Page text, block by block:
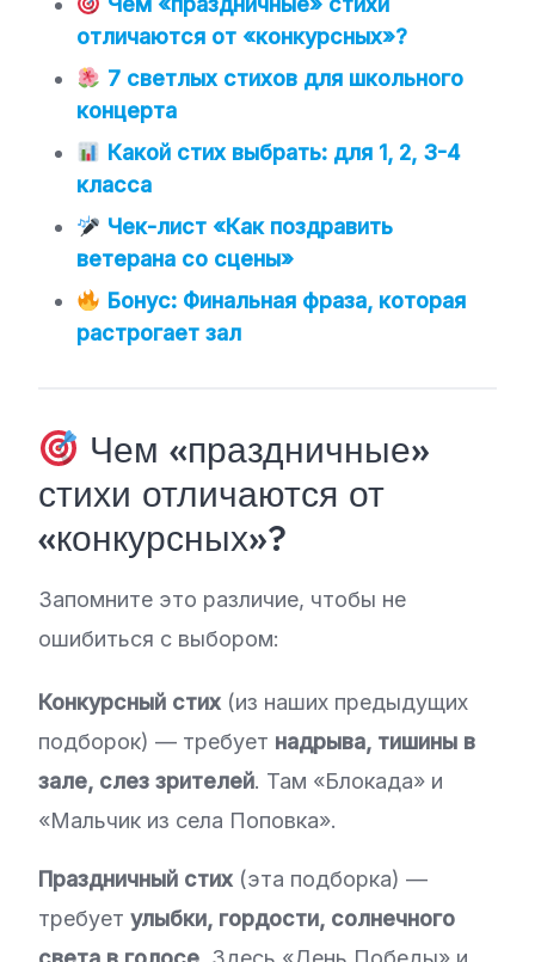
отличаются от «конкурсных»?
7 светлых стихов для школьного
концерта
Какой стих выбрать: для 1, 2, 3-4
класса
Чек-лист «Как поздравить
ветерана со сцены»
Бонус: Финальная фраза, которая
растрогает зал
Чем «праздничные»
стихи отличаются от
«конкурсных»?
Запомните это различие, чтобы не
ошибиться с выбором:
Конкурсный стих (из наших предыдущих
подборок) — требует надрыва, тишины в
зале, слез зрителей. Там «Блокада» и
«Мальчик из села Поповка».
Праздничный стих (эта подборка) —
требует улыбки, гордости, солнечного